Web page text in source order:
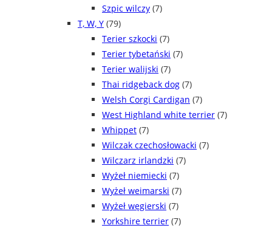
Szpic wilczy (7)
T, W, Y (79)
Terier szkocki (7)
Terier tybetański (7)
Terier walijski (7)
Thai ridgeback dog (7)
Welsh Corgi Cardigan (7)
West Highland white terrier (7)
Whippet (7)
Wilczak czechosłowacki (7)
Wilczarz irlandzki (7)
Wyżeł niemiecki (7)
Wyżeł weimarski (7)
Wyżeł węgierski (7)
Yorkshire terrier (7)